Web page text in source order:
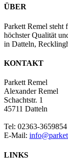
ÜBER
Parkett Remel steht
höchster Qualität
in Datteln,
KONTAKT
Parkett Remel
Alexander Remel
Schachtstr. 1
45711 Datteln
Tel: 02363-3659854
E-Mail:
LINKS